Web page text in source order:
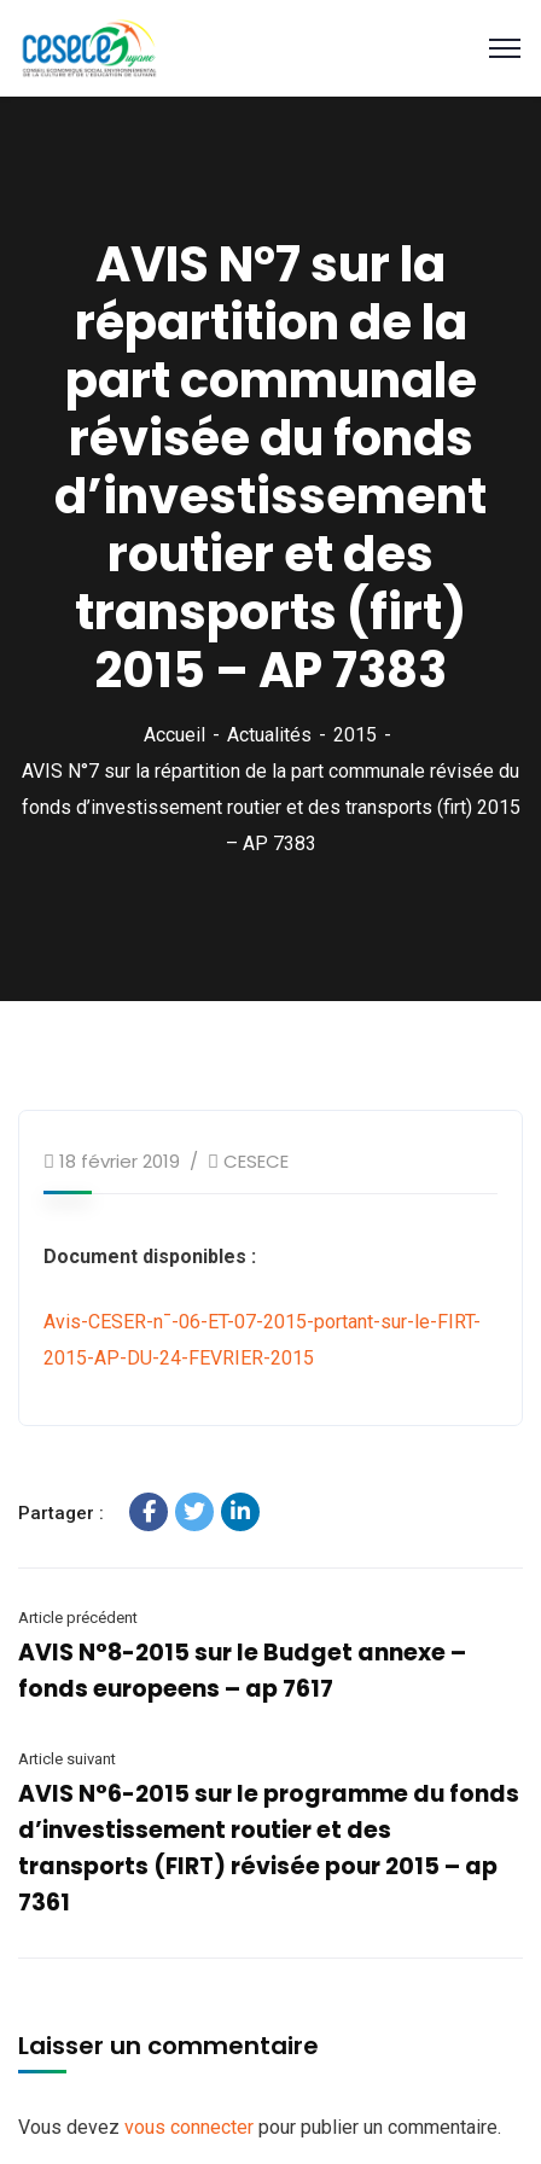
AVIS N°7 sur la
répartition de la
part communale
révisée du fonds
d’investissement
routier et des
transports (firt)
2015 – AP 7383
Accueil Actualités
2015
AVIS N°7 sur la répartition de la part communale révisée du
fonds d’investissement routier et des transports (firt) 2015
– AP 7383
18 février 2019 CESECE
Document disponibles :
Avis-CESER-n¯-06-ET-07-2015-portant-sur-le-FIRT-
2015-AP-DU-24-FEVRIER-2015
Partager :
Article précédent
AVIS N°8-2015 sur le Budget annexe –
fonds europeens – ap 7617
Article suivant
AVIS N°6-2015 sur le programme du fonds
d’investissement routier et des
transports (FIRT) révisée pour 2015 – ap
7361
Laisser un commentaire
Vous devez vous connecter pour publier un commentaire.